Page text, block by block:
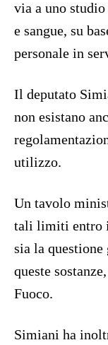
via a uno
e sangue, su
personale in
Il deputato
non esistano
utilizzo.
Un tavolo
tali limiti entro
sia la questione
queste
Fuoco.
Simiani ha